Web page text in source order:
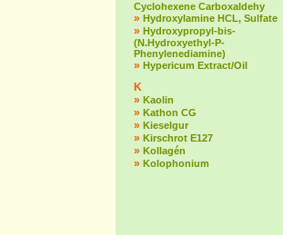
Cyclohexene Carboxaldehy
» Hydroxylamine HCL, Sulfate
» Hydroxypropyl-bis-
(N.Hydroxyethyl-P-
Phenylenediamine)
» Hypericum Extract/Oil
K
» Kaolin
» Kathon CG
» Kieselgur
» Kirschrot E127
» Kollagén
» Kolophonium